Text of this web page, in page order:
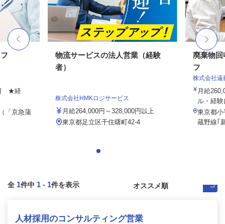
★経
「京急蒲
物流サービスの法人営業（経験
者）
株式会社HMKロジサービス
月給264,000円～328,000円以上
東京都足立区千住曙町42-4
廃棄物
フ
株式会社遠
月給
ル・経
東京都小
蔵野線｢
全 1件中 1 - 1件を表示
人材採用のコンサルティング営業